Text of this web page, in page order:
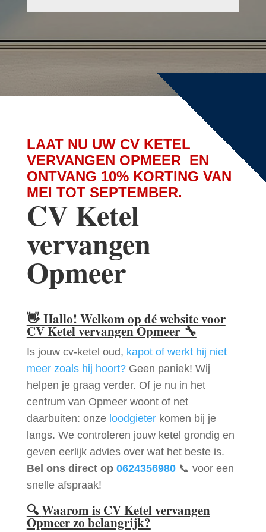
LAAT NU UW CV KETEL
VERVANGEN OPMEER EN
ONTVANG 10% KORTING VAN
MEI TOT SEPTEMBER.
CV Ketel
vervangen
Opmeer
👋 Hallo! Welkom op dé website voor
CV Ketel vervangen Opmeer🔧
Is jouw cv-ketel oud, kapot of werkt hij niet
meer zoals hij hoort?Geen paniek! Wij
helpen je graag verder. Of je nu in het
centrum van Opmeer woont of net
daarbuiten: onze loodgieterkomen bij je
langs. We controleren jouw ketel grondig en
geven eerlijk advies over wat het beste is.
Bel ons direct op 0624356980📞 voor een
snelle afspraak!
🔍Waarom is CV Ketel vervangen
Opmeer zo belangrijk?